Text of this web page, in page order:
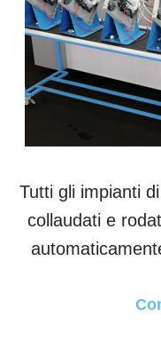
Tutti gli impianti
collaudati e